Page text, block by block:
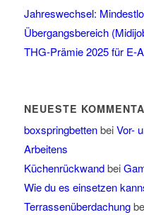
Jahreswechsel:
Übergangsbereich
THG-Prämie 2025 für E-
NEUESTE
boxspringbettenbeiVor-
Arbeitens
Küchenrückwandbei
Wie du es einsetzen
Terrassenüberdachung